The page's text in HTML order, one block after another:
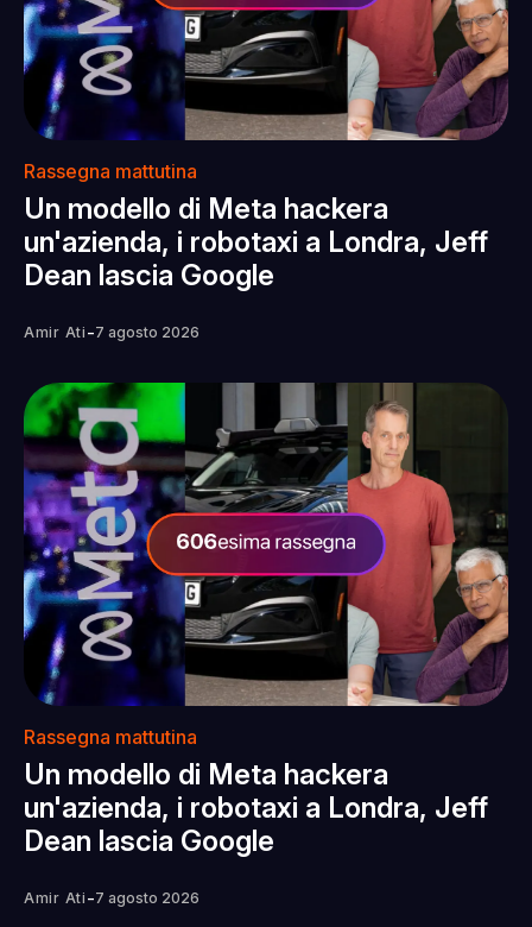
Rassegna mattutina
Un modello di Meta hackera
un'azienda, i robotaxi a Londra, Jeff
Dean lascia Google
Amir Ati -7 agosto 2026
Rassegna mattutina
Un modello di Meta hackera
un'azienda, i robotaxi a Londra, Jeff
Dean lascia Google
Amir Ati -7 agosto 2026